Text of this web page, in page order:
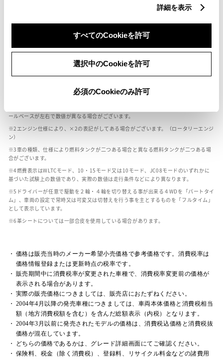
詳細を表示
すべてのCookieを許可
選択中のCookieを許可
必須のCookieのみ許可
ボディカラー
ールベースが左右で数値が異なる場合がございます。
エンジン仕様により、×2の表記がしてある場合がございます。（ロータリーエンジ
ン）
車の種類、仕様により燃料タンクが二つある場合と異なる燃料タンクが二つある場
合がございます。
燃費表示はWLTCモード、10・15モード又は10モード、JC08モードのいずれかに
基づいた試験上の数値であり、実際の数値は走行条件などにより異なります。
ドライバーが任意で駆動を２輪・４輪を切り替える事が出来る４WDを「パートタイ
ム」、車両の設定で常時又は可変又は切替えを行う事を主とするものを「フルタイム」
として表示しています。
革シートについては一部合皮を使用している場合があります。
価格は販売当時のメーカー希望小売価格で参考価格です。消費税率は
価格情報登録または更新時点の税率です。
販売期間中に消費税率が変更された車種で、消費税率変更前の価格が
表示される場合があります。
実際の販売価格につきましては、販売店におたずねください。
2004年4月以降の発売車種につきましては、車両本体価格と消費税相当
額（地方消費税額を含む）を含んだ総額表示（内税）となります。
2004年3月以前に発売されたモデルの価格は、消費税込価格と消費税抜
価格が混在しています。
どちらの価格であるかは、グレード詳細画面にてご確認ください。
保険料、税金（除く消費税）、登録料、リサイクル料金などの諸費用